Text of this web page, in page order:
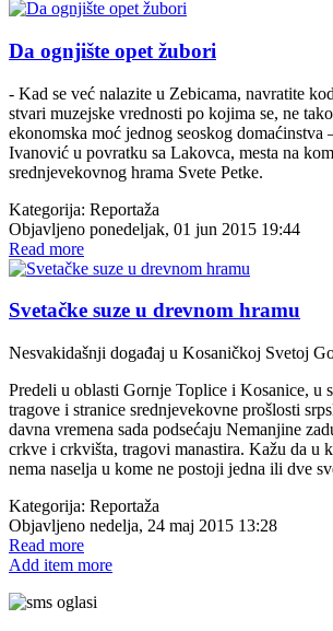
Da ognjište opet žubori
- Kad se već nalazite u Zebicama, navratite
stvari muzejske vrednosti po kojima se, ne
ekonomska moć jednog seoskog domaćinstva
Ivanović u povratku sa Lakovca, mesta na
srednjevekovnog hrama Svete Petke.
Kategorija: Reportaža
Objavljeno ponedeljak, 01 jun 2015 19:44
Read more
Svetačke suze u drevnom hramu
Nesvakidašnji događaj u Kosaničkoj Svetoj
Predeli u oblasti Gornje Toplice i Kosanice, u
tragove i stranice srednjevekovne prošlosti
davna vremena sada podsećaju Nemanjine
crkve i crkvišta, tragovi manastira. Kažu da u
nema naselja u kome ne postoji jedna ili dve
Kategorija: Reportaža
Objavljeno nedelja, 24 maj 2015 13:28
Read more
Add item more